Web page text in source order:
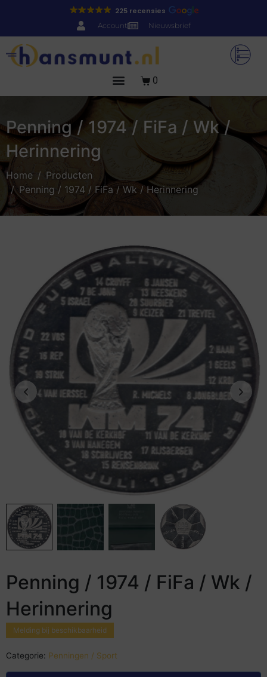
225 recensies
Account Nieuwsbrief
0
Penning / 1974 / FiFa / Wk /
Herinnering
Home
Producten
Penning / 1974 / FiFa / Wk / Herinnering
Penning / 1974 / FiFa / Wk /
Herinnering
Melding bij beschikbaarheid
Categorie: Penningen / Sport